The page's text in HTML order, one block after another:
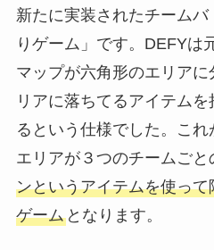
新たに実装されたチーム
りゲーム」です。DEFYは
マップが六角形のエリア
リアに落ちてるアイテム
るという仕様でした。こ
エリアが３つのチームごと
ンというアイテムを使っ
ゲームとなります。